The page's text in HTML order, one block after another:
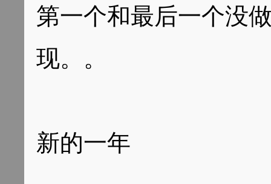
第一个和最后一个没
现。。
新的一年